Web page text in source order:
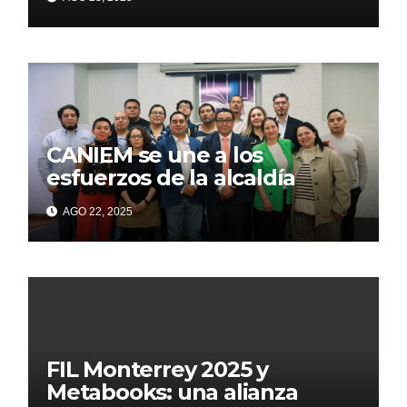
noviembre
CANIEM se une a los
esfuerzos de la alcaldía
Iztapalapa para acercar a
grupos vulnerables a la
lectura
AGO 22, 2025
FIL Monterrey 2025 y
Metabooks: una alianza